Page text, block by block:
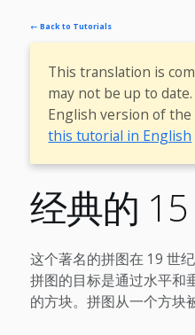
← Back to Tutorials
This translation is
may not be up to
English version of
this tutorial in English
经典的
这个著名的拼图在 19 世
拼图的目标是通过水平和
的方块。拼图从一个方块